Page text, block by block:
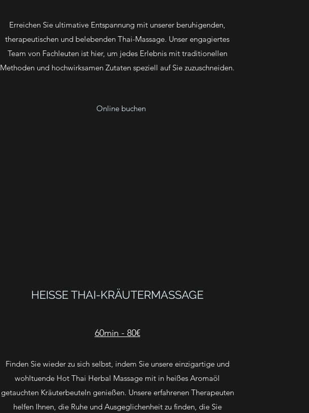
Erreichen Sie ultimative Entspannung mit unserer beruhigenden,
therapeutischen und belebenden Thai-Massage. Unser engagiertes
Team von Fachleuten ist hier, um jedes Erlebnis mit traditionellen
Methoden und hochwirksamen Zutaten speziell auf Sie zuzuschneiden.
Online buchen
HEISSE THAI-KRÄUTERMASSAGE
60min - 80€
Finden Sie wieder zu sich selbst, indem Sie unsere einzigartige und
wohltuende Hot Thai Herbal Massage mit in heißes Aromaöl
getauchten Kräuterbeuteln genießen. Unsere erfahrenen Therapeuten
helfen Ihnen, die Ruhe und Ausgeglichenheit zu finden, die Sie